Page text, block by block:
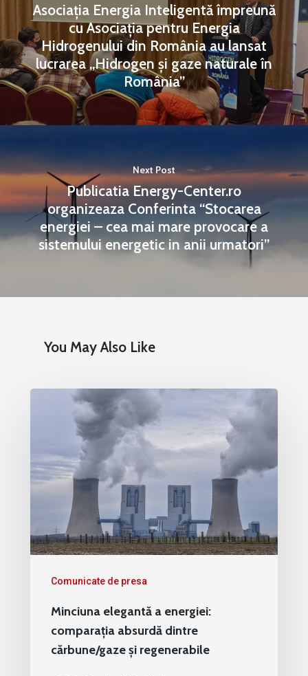
Asociația Energia Inteligentă împreună
cu Asociația pentru Energia
Hidrogenului din România au lansat
lucrarea „Hidrogen și gaze naturale în
România”
Next Post
Publicatia Energy-Center.ro
organizeaza Conferinta “Stocarea
energiei – cea mai mare provocare a
sistemului energetic in anii urmatori”
You May Also Like
Comunicate de presa
Minciuna elegantă a energiei:
comparația absurdă dintre
cărbune/gaze și regenerabile